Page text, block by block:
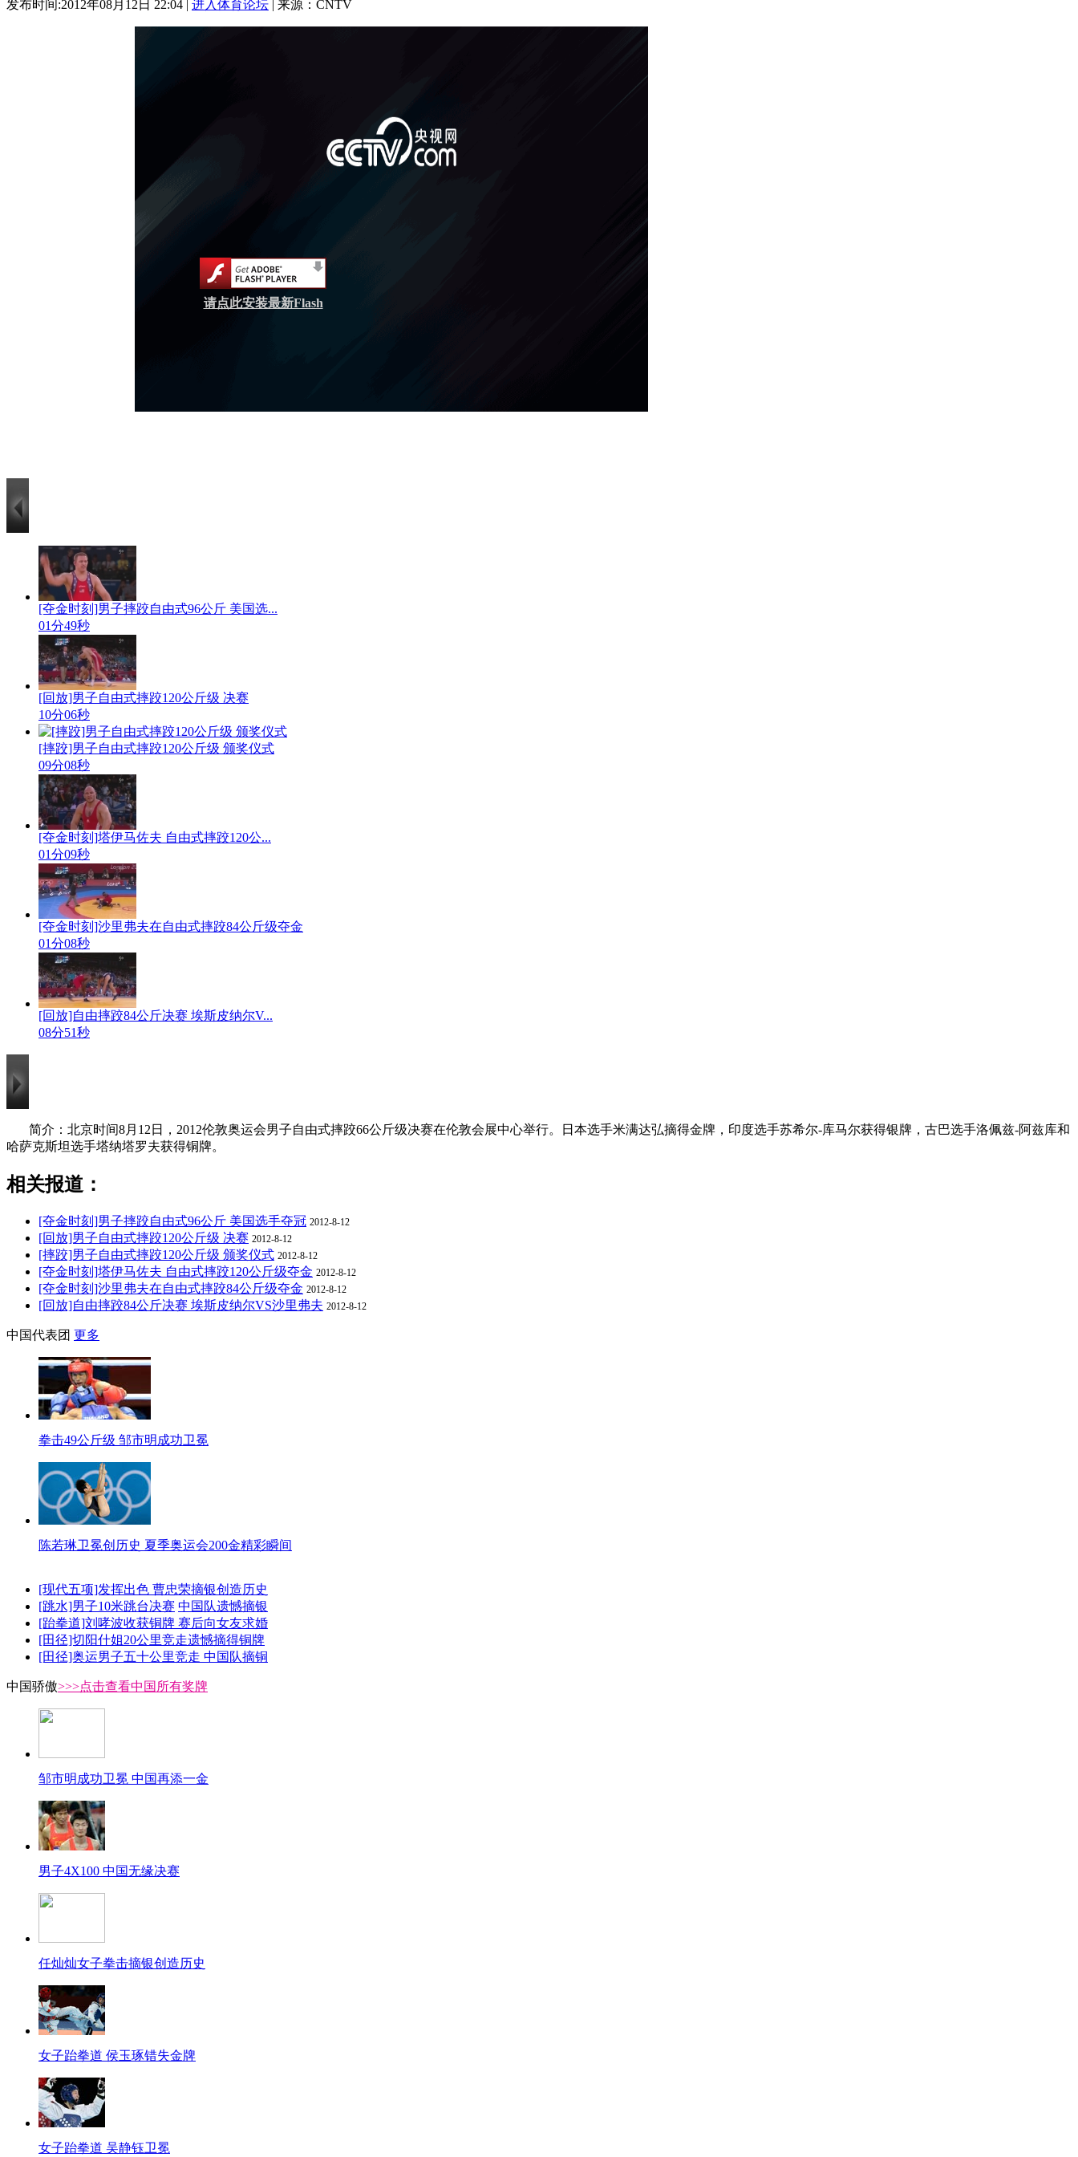
发布时间:2012年08月12日 22:04 | 进入体育论坛 | 来源：CNTV
请点此安装最新Flash
[夺金时刻]男子摔跤自由式96公斤 美国选...
01分49秒
[回放]男子自由式摔跤120公斤级 决赛
10分06秒
[摔跤]男子自由式摔跤120公斤级 颁奖仪式
09分08秒
[夺金时刻]塔伊马佐夫 自由式摔跤120公...
01分09秒
[夺金时刻]沙里弗夫在自由式摔跤84公斤级夺金
01分08秒
[回放]自由摔跤84公斤决赛 埃斯皮纳尔V...
08分51秒
简介：北京时间8月12日，2012伦敦奥运会男子自由式摔跤66公斤级决赛在伦敦会展中心举行。日本选手米满达弘摘得金牌，印度选手苏希尔-库马尔获得银牌，古巴选手洛佩兹-阿兹库和
哈萨克斯坦选手塔纳塔罗夫获得铜牌。
相关报道：
[夺金时刻]男子摔跤自由式96公斤 美国选手夺冠 2012-8-12
[回放]男子自由式摔跤120公斤级 决赛 2012-8-12
[摔跤]男子自由式摔跤120公斤级 颁奖仪式 2012-8-12
[夺金时刻]塔伊马佐夫 自由式摔跤120公斤级夺金 2012-8-12
[夺金时刻]沙里弗夫在自由式摔跤84公斤级夺金 2012-8-12
[回放]自由摔跤84公斤决赛 埃斯皮纳尔VS沙里弗夫 2012-8-12
中国代表团 更多
拳击49公斤级 邹市明成功卫冕
陈若琳卫冕创历史 夏季奥运会200金精彩瞬间
[现代五项]发挥出色 曹忠荣摘银创造历史
[跳水]男子10米跳台决赛 中国队遗憾摘银
[跆拳道]刘哮波收获铜牌 赛后向女友求婚
[田径]切阳什姐20公里竞走遗憾摘得铜牌
[田径]奥运男子五十公里竞走 中国队摘铜
中国骄傲>>>点击查看中国所有奖牌
邹市明成功卫冕 中国再添一金
男子4X100 中国无缘决赛
任灿灿女子拳击摘银创造历史
女子跆拳道 侯玉琢错失金牌
女子跆拳道 吴静钰卫冕